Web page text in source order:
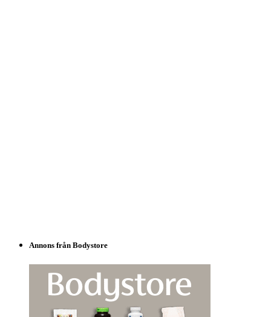
Annons från Bodystore